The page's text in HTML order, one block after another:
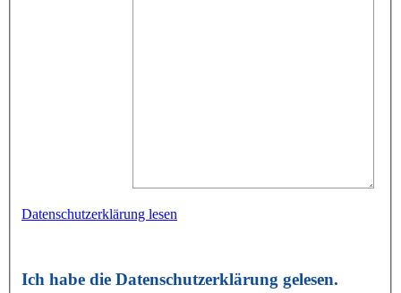
Datenschutzerklärung lesen
Ich habe die Datenschutzerklärung gelesen.